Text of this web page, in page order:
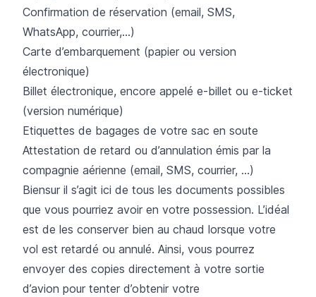
Confirmation de réservation (email, SMS,
WhatsApp, courrier,…)
Carte d’embarquement (papier ou version
électronique)
Billet électronique, encore appelé e-billet ou e-ticket
(version numérique)
Etiquettes de bagages de votre sac en soute
Attestation de retard ou d’annulation émis par la
compagnie aérienne (email, SMS, courrier, …)
Biensur il s’agit ici de tous les documents possibles
que vous pourriez avoir en votre possession. L’idéal
est de les conserver bien au chaud lorsque votre
vol est retardé ou annulé. Ainsi, vous pourrez
envoyer des copies directement à votre sortie
d’avion pour tenter d’obtenir votre